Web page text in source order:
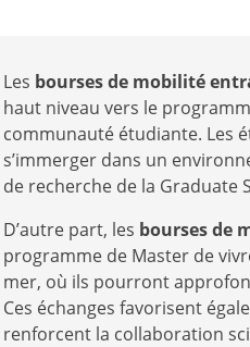
Les bourses de mobilité
haut niveau vers le
communauté étudiante. Les
s’immerger dans un
de recherche de la Graduate
D’autre part, les bourses de
programme de Master de
mer, où ils pourront
Ces échanges favorisent
renforcent la collaboration